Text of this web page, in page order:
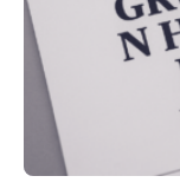
über 50 Jahre alt
bereits